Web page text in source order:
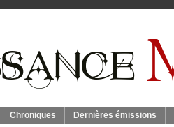
Chroniques Dernières émissions